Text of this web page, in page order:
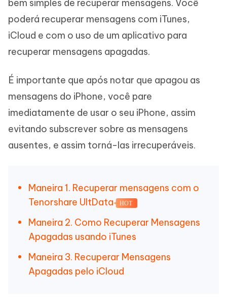
bem simples de recuperar mensagens. Você
poderá recuperar mensagens com iTunes,
iCloud e com o uso de um aplicativo para
recuperar mensagens apagadas.
É importante que após notar que apagou as
mensagens do iPhone, você pare
imediatamente de usar o seu iPhone, assim
evitando subscrever sobre as mensagens
ausentes, e assim torná-las irrecuperáveis.
Maneira 1. Recuperar mensagens com o
Tenorshare UltData
HOT
Maneira 2. Como Recuperar Mensagens
Apagadas usando iTunes
Maneira 3. Recuperar Mensagens
Apagadas pelo iCloud